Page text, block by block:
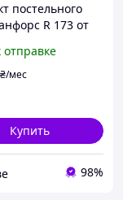
постельного
R 173 от
отправке
₴/мес
Купить
98%